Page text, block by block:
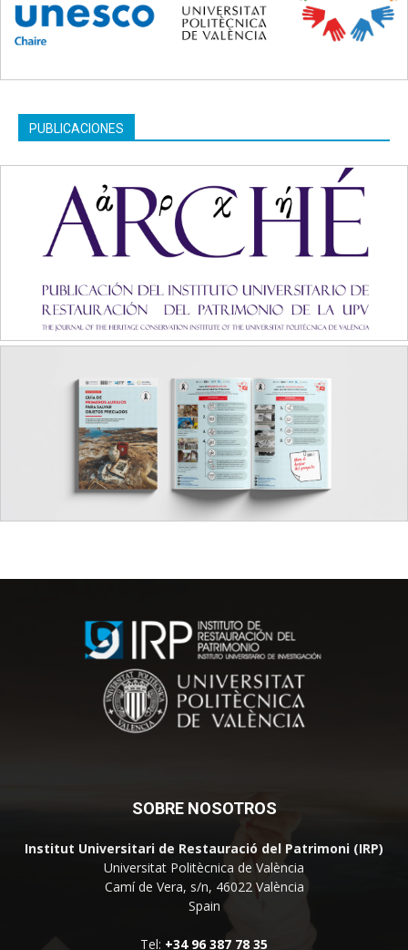
PUBLICACIONES
SOBRE NOSOTROS
Institut Universitari de Restauració del Patrimoni (IRP)
Universitat Politècnica de València
Camí de Vera, s/n, 46022 València
Spain
Tel: +34 96 387 78 35